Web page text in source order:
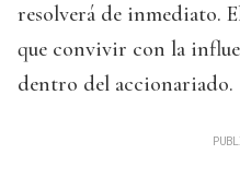
resolverá de inmediato.
que convivir con la
dentro del accionariado.